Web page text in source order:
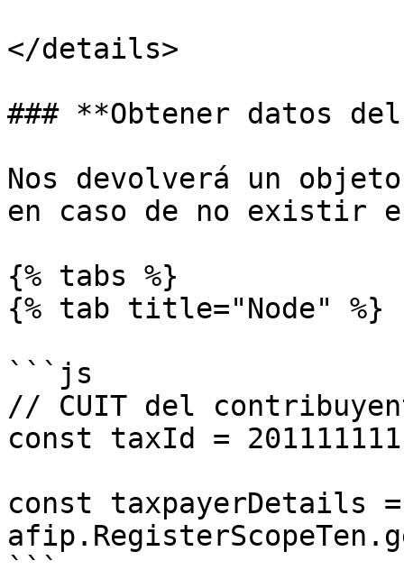
</details>
### **Obtener datos
Nos devolverá un
en caso de no existir
{% tabs %}
{% tab title="Node" %}
```js
// CUIT del
const taxId =
const taxpayerDetails